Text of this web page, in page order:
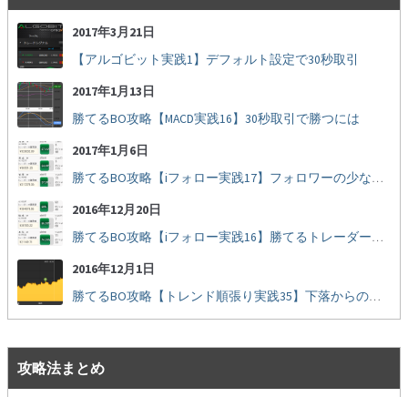
2017年3月21日
【アルゴビット実践1】デフォルト設定で30秒取引
2017年1月13日
勝てるBO攻略【MACD実践16】30秒取引で勝つには
2017年1月6日
勝てるBO攻略【iフォロー実践17】フォロワーの少ない人をフォローする
2016年12月20日
勝てるBO攻略【iフォロー実践16】勝てるトレーダーを見抜く
2016年12月1日
勝てるBO攻略【トレンド順張り実践35】下落からの反発を見極める
攻略法まとめ